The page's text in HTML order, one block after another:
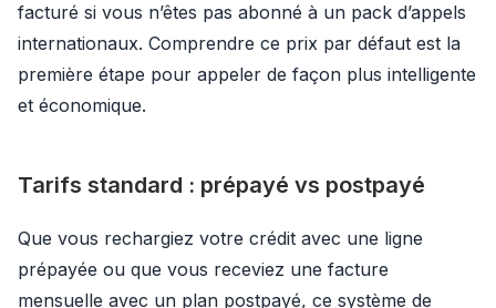
facturé si vous n’êtes pas abonné à un pack d’appels
internationaux. Comprendre ce prix par défaut est la
première étape pour appeler de façon plus intelligente
et économique.
Tarifs standard : prépayé vs postpayé
Que vous rechargiez votre crédit avec une ligne
prépayée ou que vous receviez une facture
mensuelle avec un plan postpayé, ce système de